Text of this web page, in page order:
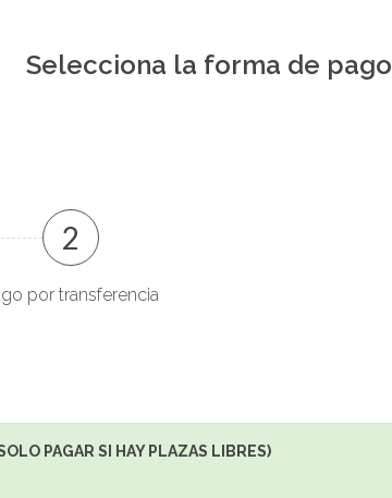
Selecciona la forma de pago
2
por transferencia
PAGAR SI HAY PLAZAS LIBRES)